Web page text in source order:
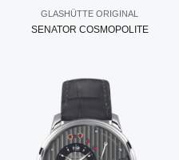
GLASHÜTTE ORIGINAL
SENATOR COSMOPOLITE